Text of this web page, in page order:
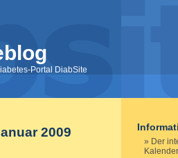
Portal DiabSite
2009
Der
Kalender